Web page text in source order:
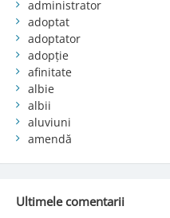
administrator
adoptat
adoptator
adopție
afinitate
albie
albii
aluviuni
amendă
Ultimele comentarii